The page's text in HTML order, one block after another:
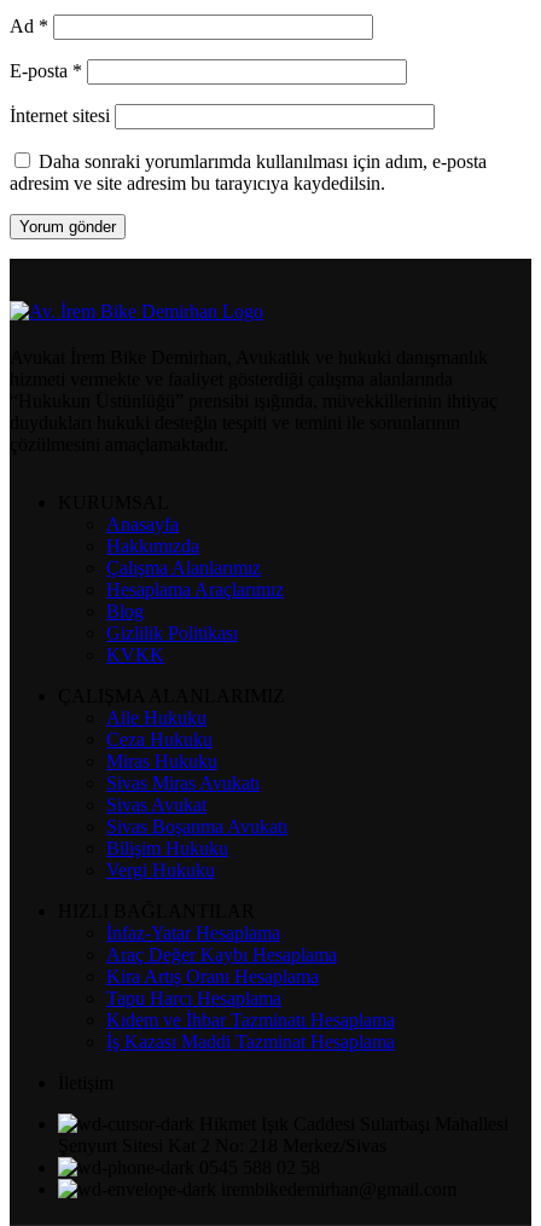
Ad *
E-posta *
İnternet sitesi
Daha sonraki yorumlarımda kullanılması için adım, e-posta
adresim ve site adresim bu tarayıcıya kaydedilsin.
Anasayfa
Hakkımızda
Çalışma Alanlarımız
Hesaplama Araçlarımız
Blog
Gizlilik Politikası
KVKK
Aile Hukuku
Ceza Hukuku
Miras Hukuku
Sivas Miras Avukatı
Sivas Avukat
Sivas Boşanma Avukatı
Bilişim Hukuku
Vergi Hukuku
İnfaz-Yatar Hesaplama
Araç Değer Kaybı Hesaplama
Kira Artış Oranı Hesaplama
Tapu Harcı Hesaplama
Kıdem ve İhbar Tazminatı Hesaplama
İş Kazası Maddi Tazminat Hesaplama